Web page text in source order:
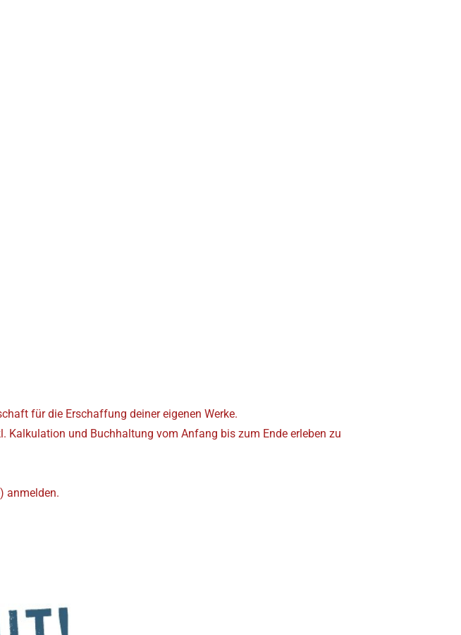
für die Erschaffung deiner eigenen Werke.
Kalkulation und Buchhaltung vom Anfang bis zum Ende erleben zu
anmelden.